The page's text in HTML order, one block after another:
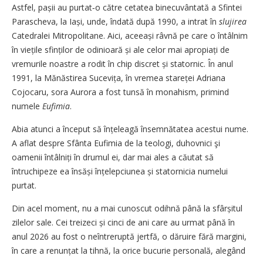
Astfel, pașii au purtat‑o către cetatea binecuvântată a Sfintei
Parascheva, la Iași, unde, îndată după 1990, a intrat în slujirea
Catedralei Mitropolitane. Aici, aceeași râvnă pe care o întâlnim
în viețile sfinților de odinioară și ale celor mai apropiați de
vremurile noastre a rodit în chip discret și statornic. În anul
1991, la Mănăstirea Sucevița, în vremea stareței Adriana
Cojocaru, sora Aurora a fost tunsă în monahism, primind
numele Eufimia.
Abia atunci a început să înțeleagă însemnătatea acestui nume.
A aflat despre Sfânta Eufimia de la teologi, duhovnici şi
oamenii întâlniți în drumul ei, dar mai ales a căutat să
întruchipeze ea însăși înțelepciunea și statornicia numelui
purtat.
Din acel moment, nu a mai cunoscut odihnă până la sfârșitul
zilelor sale. Cei treizeci și cinci de ani care au urmat până în
anul 2026 au fost o neîntreruptă jertfă, o dăruire fără margini,
în care a renunțat la tihnă, la orice bucurie personală, alegând